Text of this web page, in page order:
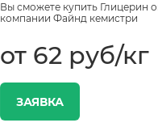
Вы сможете купить Глицерин
компании Файнд кемистри
от 62 руб/кг
ЗАЯВКА